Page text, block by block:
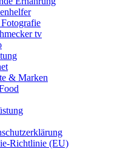
tv
& Marken
Richtlinie (EU)